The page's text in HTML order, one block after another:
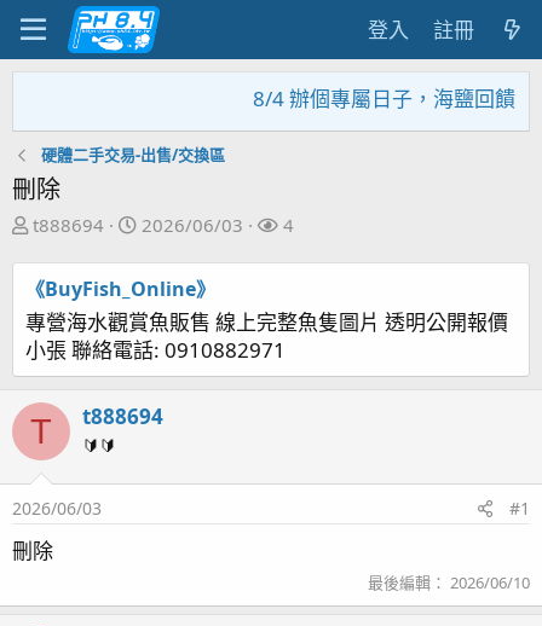
登入 註冊
8/4 辦個專屬日子，海鹽回饋
硬體二手交易-出售/交換區
刪除
主
發
起
人
t888694
開
期
2026/06/03
關
4
《BuyFish_Online》
專營海水觀賞魚販售 線上完整魚隻圖片 透明公開報價
小張 聯絡電話: 0910882971
T t888694
🔰🔰
2026/06/03 #1
刪除
最後編輯： 2026/06/10